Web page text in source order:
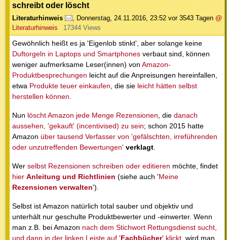
schreibt oder löscht
Literaturhinweis , Donnerstag, 24.11.2016, 23:52 vor 3543 Tagen @
Literaturhinweis
17344 Views
Gewöhnlich heißt es ja 'Eigenlob stinkt', aber solange keine
Duftorgeln in Laptops und Smartphones verbaut sind, können
weniger aufmerksame Leser(innen) von Amazon-
Produktbesprechungen leicht auf die Anpreisungen hereinfallen,
etwa Produkte teuer einkaufen, die sie leicht hätten selbst
herstellen können.
Nun löscht Amazon jede Menge Rezensionen, die danach
aussehen, 'gekauft' (incentivised) zu sein; schon 2015 hatte
Amazon über tausend Verfasser von 'gefälschten, irreführenden
oder unzutreffenden Bewertungen' verklagt.
Wer selbst Rezensionen schreiben oder editieren möchte, findet
hier Anleitung und Richtlinien (siehe auch 'Meine
Rezensionen verwalten').
Selbst ist Amazon natürlich total sauber und objektiv und
unterhält nur geschulte Produktbewerter und -einwerter. Wenn
man z.B. bei Amazon nach dem Stichwort Rettungsdienst sucht,
und dann in der linken Leiste auf 'Fachbücher' klickt , wird man